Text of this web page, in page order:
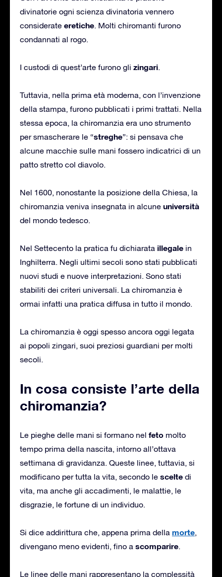
divinatorie ogni scienza divinatoria vennero
considerate eretiche. Molti chiromanti furono
condannati al rogo.
I custodi di quest’arte furono gli zingari.
Tuttavia, nella prima età moderna, con l’invenzione
della stampa, furono pubblicati i primi trattati. Nella
stessa epoca, la chiromanzia era uno strumento
per smascherare le “streghe”: si pensava che
alcune macchie sulle mani fossero indicatrici di un
patto stretto col diavolo.
Nel 1600, nonostante la posizione della Chiesa, la
chiromanzia veniva insegnata in alcune università
del mondo tedesco.
Nel Settecento la pratica fu dichiarata illegale in
Inghilterra. Negli ultimi secoli sono stati pubblicati
nuovi studi e nuove interpretazioni. Sono stati
stabiliti dei criteri universali. La chiromanzia è
ormai infatti una pratica diffusa in tutto il mondo.
La chiromanzia è oggi spesso ancora oggi legata
ai popoli zingari, suoi preziosi guardiani per molti
secoli.
In cosa consiste l’arte della
chiromanzia?
Le pieghe delle mani si formano nel feto molto
tempo prima della nascita, intorno all’ottava
settimana di gravidanza. Queste linee, tuttavia, si
modificano per tutta la vita, secondo le scelte di
vita, ma anche gli accadimenti, le malattie, le
disgrazie, le fortune di un individuo.
Si dice addirittura che, appena prima della morte,
divengano meno evidenti, fino a scomparire.
Le linee delle mani rappresentano la complessità